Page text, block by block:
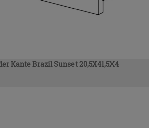
Kante Brazil Sunset 20,5X41,5X4